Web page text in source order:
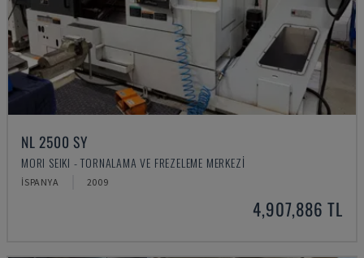
NL 2500 SY
MORI SEIKI - TORNALAMA VE FREZELEME MERKEZI
İSPANYA 2009
4,907,886 TL